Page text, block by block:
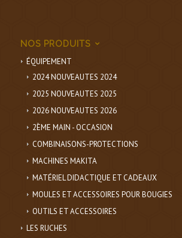
NOS PRODUITS
ÉQUIPEMENT
2024 NOUVEAUTES 2024
2025 NOUVEAUTES 2025
2026 NOUVEAUTES 2026
2ÈME MAIN - OCCASION
COMBINAISONS-PROTECTIONS
MACHINES MAKITA
MATÉRIEL DIDACTIQUE ET CADEAUX
MOULES ET ACCESSOIRES POUR BOUGIES
OUTILS ET ACCESSOIRES
LES RUCHES